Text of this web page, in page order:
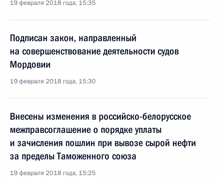
19 февраля 2018 года, 15:35
Подписан закон, направленный
на совершенствование деятельности судов
Мордовии
19 февраля 2018 года, 15:30
Внесены изменения в российско-белорусское
межправсоглашение о порядке уплаты
и зачисления пошлин при вывозе сырой нефти
за пределы Таможенного союза
19 февраля 2018 года, 15:25